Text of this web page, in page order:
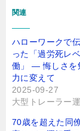
関連
ハローワークで
った「過労死レ
働」 ― 悔しさを
力に変えて
2025-09-27
大型トレーラー
70歳を超えた同